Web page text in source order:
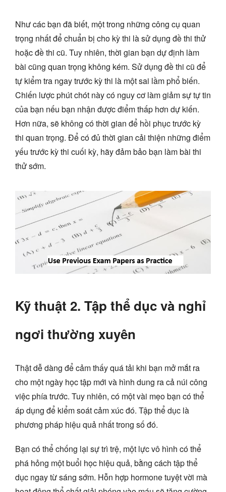
Như các bạn đã biết, một trong những công cụ quan
trọng nhất để chuẩn bị cho kỳ thi là sử dụng đề thi thử
hoặc đề thi cũ. Tuy nhiên, thời gian bạn dự định làm
bài cũng quan trọng không kém. Sử dụng đề thi cũ để
tự kiểm tra ngay trước kỳ thi là một sai lầm phổ biến.
Chiến lược phút chót này có nguy cơ làm giảm sự tự tin
của bạn nếu bạn nhận được điểm thấp hơn dự kiến.
Hơn nữa, sẽ không có thời gian để hồi phục trước kỳ
thi quan trọng. Để có đủ thời gian cải thiện những điểm
yếu trước kỳ thi cuối kỳ, hãy đảm bảo bạn làm bài thi
thử sớm.
Kỹ thuật 2. Tập thể dục và nghỉ
ngơi thường xuyên
Thật dễ dàng để cảm thấy quá tải khi bạn mở mắt ra
cho một ngày học tập mới và hình dung ra cả núi công
việc phía trước. Tuy nhiên, có một vài mẹo bạn có thể
áp dụng để kiểm soát cảm xúc đó. Tập thể dục là
phương pháp hiệu quả nhất trong số đó.
Bạn có thể chống lại sự trì trệ, một lực vô hình có thể
phá hỏng một buổi học hiệu quả, bằng cách tập thể
dục ngay từ sáng sớm. Hỗn hợp hormone tuyệt vời mà